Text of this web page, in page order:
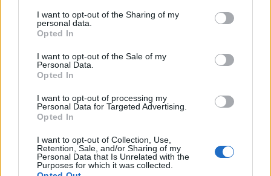
I want to opt-out of the Sharing of my
personal data.
Opted In
I want to opt-out of the Sale of my
Personal Data.
Opted In
I want to opt-out of processing my
Personal Data for Targeted Advertising.
Opted In
I want to opt-out of Collection, Use,
Retention, Sale, and/or Sharing of my
Personal Data that Is Unrelated with the
Purposes for which it was collected.
tendențios al președintelui
pe PNL, care nu vrea să voteze necondiționat
Guvernul Grindeanu
Încă un test pentru Nicușor Dan: pe cine va
alege între un performer european (Siegfried
Mureșan) și o marionetă a corupților (Sorin
Grindeanu)?